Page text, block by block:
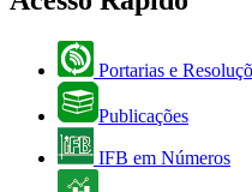
Portarias e
Publicações
IFB em Números